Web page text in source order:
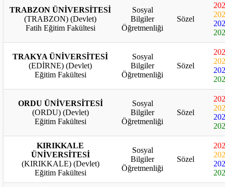
TRABZON ÜNİVERSİTESİ
(TRABZON) (Devlet)
Fatih Eğitim Fakültesi
Sosyal
Bilgiler
Öğretmenliği
Sözel
TRAKYA ÜNİVERSİTESİ
(EDİRNE) (Devlet)
Eğitim Fakültesi
Sosyal
Bilgiler
Öğretmenliği
Sözel
ORDU ÜNİVERSİTESİ
(ORDU) (Devlet)
Eğitim Fakültesi
Sosyal
Bilgiler
Öğretmenliği
Sözel
KIRIKKALE
ÜNİVERSİTESİ
(KIRIKKALE) (Devlet)
Eğitim Fakültesi
Sosyal
Bilgiler
Öğretmenliği
Sözel